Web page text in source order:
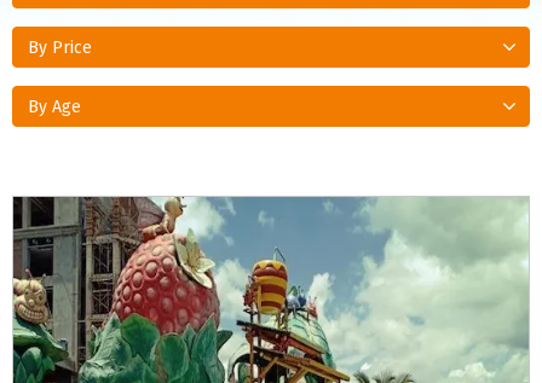
By Price
By Age